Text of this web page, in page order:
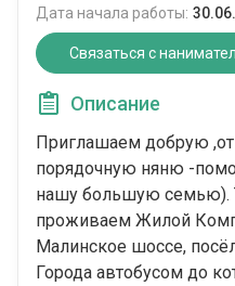
Дата начала работы:
Связаться с
Описание
Приглашаем добрую
порядочную няню -
нашу большую семью).
проживаем Жилой
Малинское шоссе,
Города автобусом до